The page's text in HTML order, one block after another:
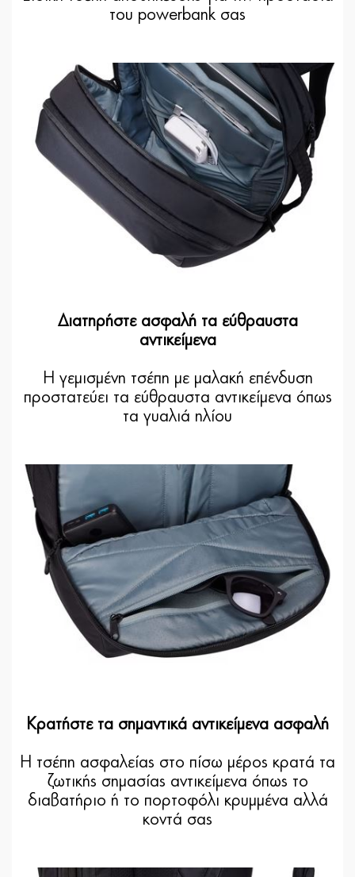
του powerbank σας
Διατηρήστε ασφαλή τα εύθραυστα
αντικείμενα
Η γεμισμένη τσέπη με μαλακή επένδυση
προστατεύει τα εύθραυστα αντικείμενα όπως
τα γυαλιά ηλίου
Κρατήστε τα σημαντικά αντικείμενα ασφαλή
Η τσέπη ασφαλείας στο πίσω μέρος κρατά τα
ζωτικής σημασίας αντικείμενα όπως το
διαβατήριο ή το πορτοφόλι κρυμμένα αλλά
κοντά σας